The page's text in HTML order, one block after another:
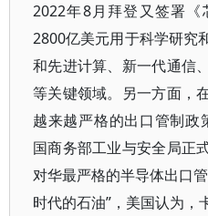
2022年8月拜登又签署
2800亿美元用于科学研究
和先进计算、新一代通信
等关键领域。另一方面，
越来越严格的出口管制政
国商务部工业与安全局正
对华最严格的半导体出口
时代的石油”，美国认为，